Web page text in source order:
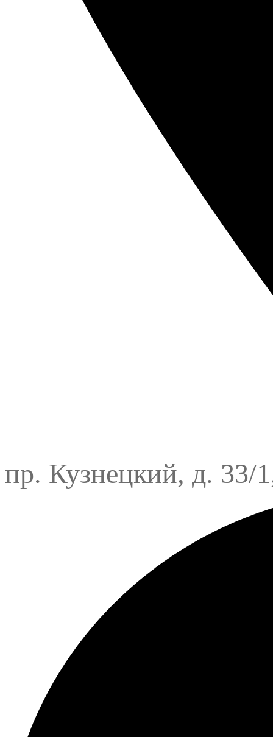
пр. Кузнецкий, д. 33/